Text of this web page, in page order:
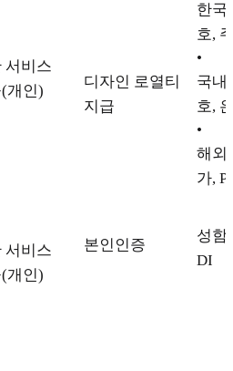
서비스
개인)
디자인 로열티
지급
한국
호,
•
국내
호,
•
해외
가,
서비스
개인)
본인인증
성함
DI